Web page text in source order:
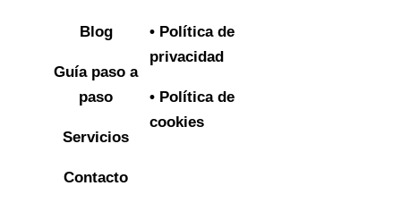
Blog
Guía paso a
paso
Servicios
Contacto
• Política de
privacidad
• Política de
cookies